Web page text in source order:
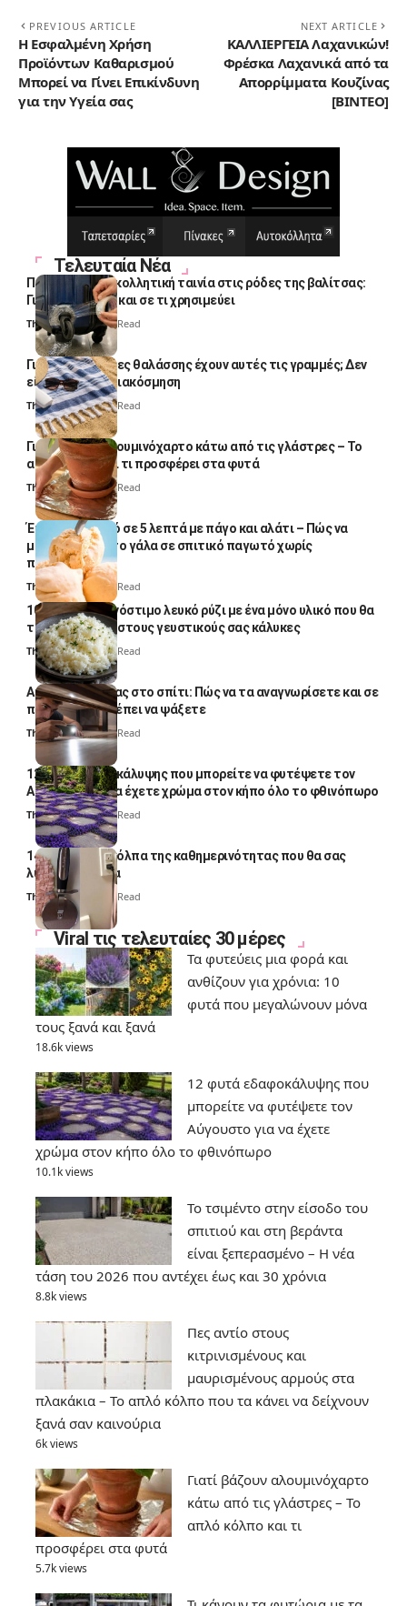
PREVIOUS ARTICLE
Η Εσφαλμένη Χρήση
Προϊόντων Καθαρισμού
Μπορεί να Γίνει Επικίνδυνη
για την Υγεία σας
NEXT ARTICLE
ΚΑΛΛΙΕΡΓΕΙΑ Λαχανικών!
Φρέσκα Λαχανικά από τα
Απορρίμματα Κουζίνας
[ΒΙΝΤΕΟ]
Τελευταία Νέα
Πολλοί βάζουν κολλητική ταινία στις ρόδες της βαλίτσας:
Γιατί το κάνουν και σε τι χρησιμεύει
Thali Ombre4 Min Read
Γιατί οι πετσέτες θαλάσσης έχουν αυτές τις γραμμές; Δεν
είναι μόνο για διακόσμηση
Thali Ombre5 Min Read
Γιατί βάζουν αλουμινόχαρτο κάτω από τις γλάστρες – Το
απλό κόλπο και τι προσφέρει στα φυτά
Thali Ombre4 Min Read
Έτοιμο παγωτό σε 5 λεπτά με πάγο και αλάτι – Πώς να
μετατρέψετε το γάλα σε σπιτικό παγωτό χωρίς
παγωτομηχανή
Thali Ombre 4 Min Read
10 φορές ποιο νόστιμο λευκό ρύζι με ένα μόνο υλικό που θα
το απογειώσει στους γευστικούς σας κάλυκες
Thali Ombre4 Min Read
Αυγά κατσαρίδας στο σπίτι: Πώς να τα αναγνωρίσετε και σε
ποια σημεία πρέπει να ψάξετε
Thali Ombre4 Min Read
12 φυτά εδαφοκάλυψης που μπορείτε να φυτέψετε τον
Αύγουστο για να έχετε χρώμα στον κήπο όλο το φθινόπωρο
Thali Ombre7 Min Read
14 πανέξυπνα κόλπα της καθημερινότητας που θα σας
λύσουν τα χέρια
Thali Ombre 6 Min Read
Viral τις τελευταίες 30 μέρες
Τα φυτεύεις μια φορά και
ανθίζουν για χρόνια: 10
φυτά που μεγαλώνουν μόνα
τους ξανά και ξανά
18.6k views
12 φυτά εδαφοκάλυψης που
μπορείτε να φυτέψετε τον
Αύγουστο για να έχετε
χρώμα στον κήπο όλο το φθινόπωρο
10.1k views
Το τσιμέντο στην είσοδο του
σπιτιού και στη βεράντα
είναι ξεπερασμένο – Η νέα
τάση του 2026 που αντέχει έως και 30 χρόνια
8.8k views
Πες αντίο στους
κιτρινισμένους και
μαυρισμένους αρμούς στα
πλακάκια – Το απλό κόλπο που τα κάνει να δείχνουν
ξανά σαν καινούρια
6k views
Γιατί βάζουν αλουμινόχαρτο
κάτω από τις γλάστρες – Το
απλό κόλπο και τι
προσφέρει στα φυτά
5.7k views